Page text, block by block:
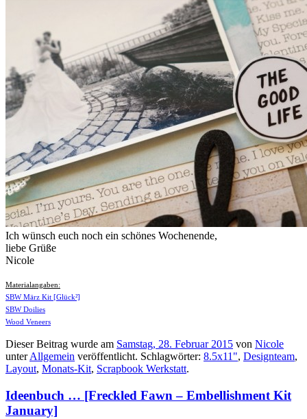
Ich wünsch euch noch ein schönes Wochenende,
liebe Grüße
Nicole
Materialangaben:
SBW März Kit [Glück²]
SBW Doilies
Wood Veneers
Dieser Beitrag wurde am Samstag, 28. Februar 2015 von Nicole
unterAllgemein veröffentlicht. Schlagwörter: 8.5x11", Designteam,
Layout, Monats-Kit, Scrapbook Werkstatt.
Ideenbuch … [Freckled Fawn – Embellishment Kit
January]